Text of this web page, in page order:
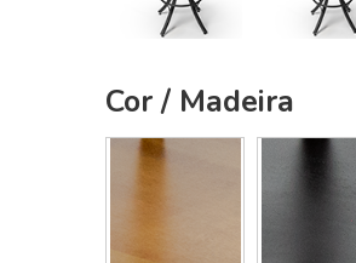
Cor / Madeira